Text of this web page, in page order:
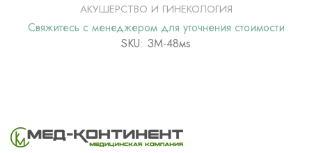
АКУШЕРСТВО И ГИНЕКОЛОГИЯ
Свяжитесь с менеджером для уточнения стоимости
SKU: ЗМ-48мs